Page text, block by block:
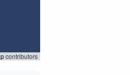
contributors